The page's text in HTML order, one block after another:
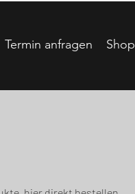
Termin anfragen Shop